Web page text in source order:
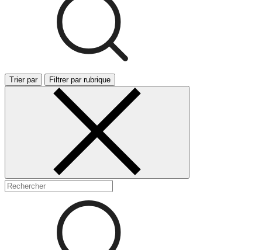
Trier par Filtrer par rubrique